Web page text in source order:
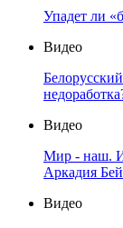
Упадет ли
Видео
Видео
Мир - наш.
Аркадия
Видео